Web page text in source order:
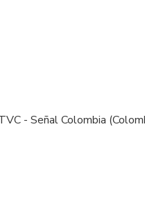
- Señal Colombia